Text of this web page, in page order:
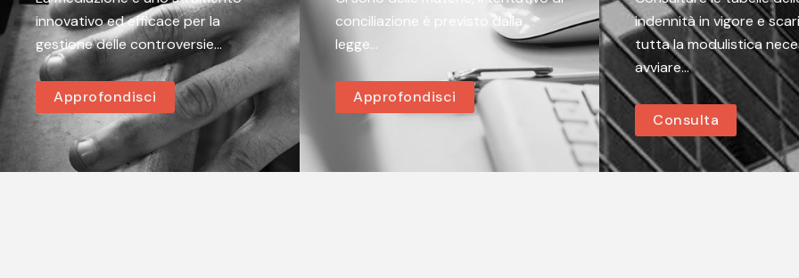
innovativo ed efficace per la
gestione delle controversie…
Approfondisci
conciliazione è previsto dalla
legge…
Approfondisci
indennità in vigore e
tutta la modulistica
avviare…
Consulta